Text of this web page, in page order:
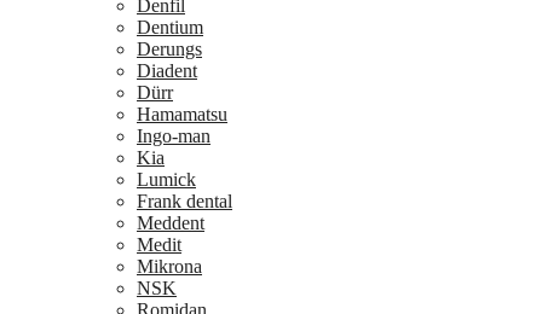
Denfil
Dentium
Derungs
Diadent
Dürr
Hamamatsu
Ingo-man
Kia
Lumick
Frank dental
Meddent
Medit
Mikrona
NSK
Romidan